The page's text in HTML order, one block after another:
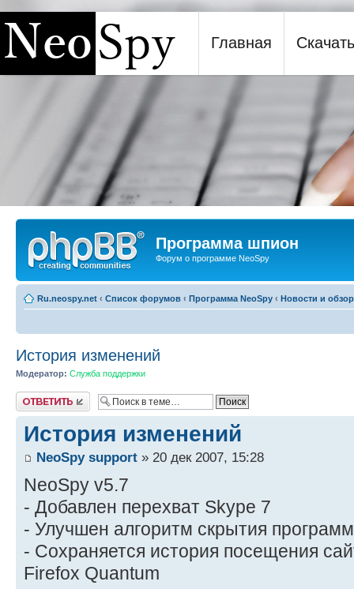
Программа шпион NeoSpy
Главная Скачать
Программа шпион
Форум о программе NeoSpy
Ru.neospy.net ‹ Список форумов ‹ Программа NeoSpy ‹ Новости и
История изменений
Модератор: Служба поддержки
Ответить
История изменений
NeoSpy support » 20 дек 2007, 15:28
NeoSpy v5.7
- Добавлен перехват Skype 7
- Улучшен алгоритм скрытия
- Сохраняется история посещения
Firefox Quantum